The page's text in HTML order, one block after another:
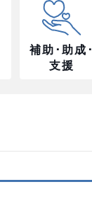
補助･助成･
支援